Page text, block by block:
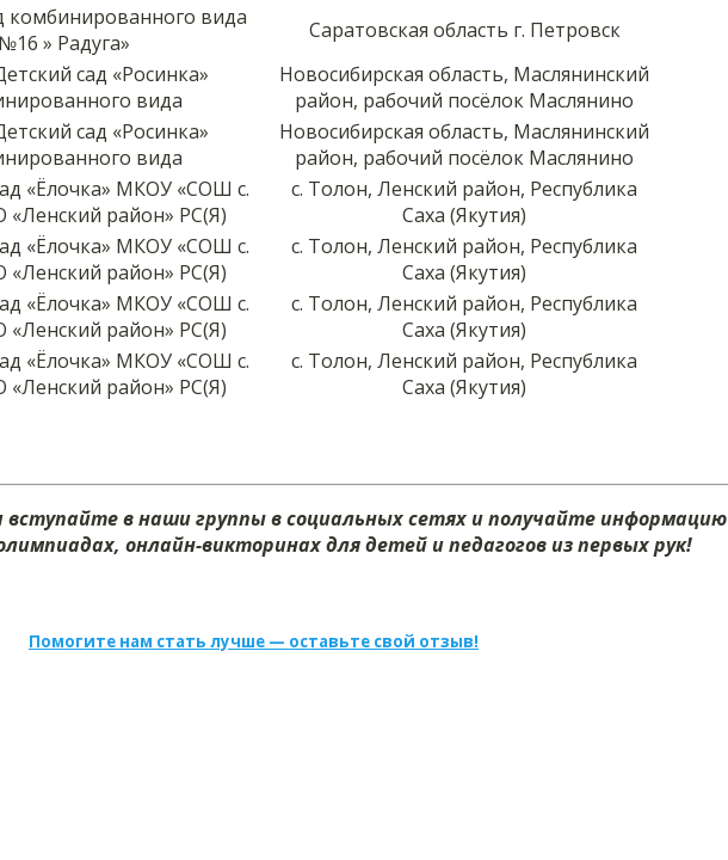
вида
№16 » Радуга»
Саратовская область г. Петровск
сад «Росинка»
вида
Новосибирская область, Маслянинский
район, рабочий посёлок Маслянино
сад «Росинка»
вида
Новосибирская область, Маслянинский
район, рабочий посёлок Маслянино
«Ёлочка» МКОУ «СОШ с.
район» РС(Я)
с. Толон, Ленский район, Республика
Саха (Якутия)
«Ёлочка» МКОУ «СОШ с.
район» РС(Я)
с. Толон, Ленский район, Республика
Саха (Якутия)
«Ёлочка» МКОУ «СОШ с.
район» РС(Я)
с. Толон, Ленский район, Республика
Саха (Якутия)
«Ёлочка» МКОУ «СОШ с.
район» РС(Я)
с. Толон, Ленский район, Республика
Саха (Якутия)
в наши группы в социальных сетях и получайте информацию
онлайн-викторинах для детей и педагогов из первых рук!
Помогите нам стать лучше — оставьте свой отзыв!